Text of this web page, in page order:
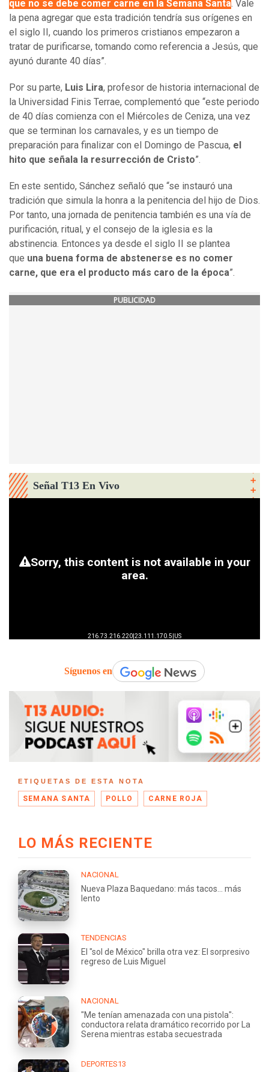
que no se debe comer carne en la Semana Santa. Vale
la pena agregar que esta tradición tendría sus orígenes en
el siglo II, cuando los primeros cristianos empezaron a
tratar de purificarse, tomando como referencia a Jesús, que
ayunó durante 40 días”.
Por su parte, Luis Lira, profesor de historia internacional de
la Universidad Finis Terrae, complementó que “este periodo
de 40 días comienza con el Miércoles de Ceniza, una vez
que se terminan los carnavales, y es un tiempo de
preparación para finalizar con el Domingo de Pascua, el
hito que señala la resurrección de Cristo”.
En este sentido, Sánchez señaló que “se instauró una
tradición que simula la honra a la penitencia del hijo de Dios.
Por tanto, una jornada de penitencia también es una vía de
purificación, ritual, y el consejo de la iglesia es la
abstinencia. Entonces ya desde el siglo II se plantea
que una buena forma de abstenerse es no comer
carne, que era el producto más caro de la época”.
PUBLICIDAD
Señal T13 En Vivo
Síguenos en
ETIQUETAS DE ESTA NOTA
SEMANA SANTA POLLO CARNE ROJA
LO MÁS RECIENTE
NACIONAL
Nueva Plaza Baquedano: más tacos... más
lento
TENDENCIAS
El "sol de México" brilla otra vez: El sorpresivo
regreso de Luis Miguel
NACIONAL
"Me tenían amenazada con una pistola":
conductora relata dramático recorrido por La
Serena mientras estaba secuestrada
DEPORTES13